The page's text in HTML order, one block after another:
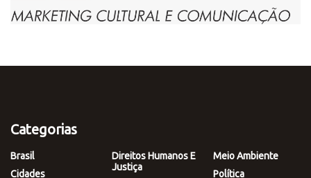
Categorias
Brasil
Cidades
Direitos Humanos E
Justiça
Meio Ambiente
Política